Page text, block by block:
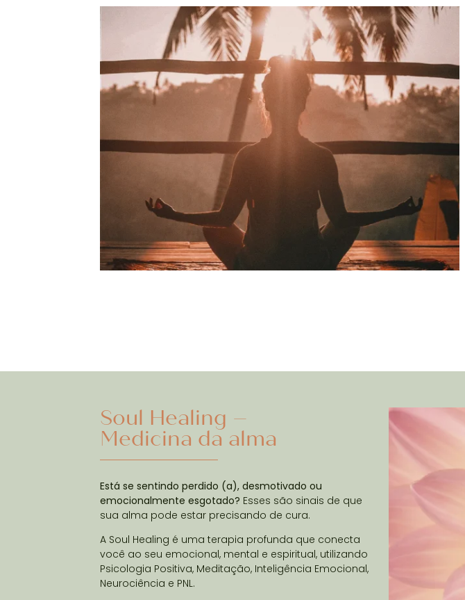
Soul Healing –
Medicina da alma
Está se sentindo perdido (a), desmotivado ou
emocionalmente esgotado? Esses são sinais de que
sua alma pode estar precisando de cura.
A Soul Healing é uma terapia profunda que conecta
você ao seu emocional, mental e espiritual, utilizando
Psicologia Positiva, Meditação, Inteligência Emocional,
Neurociência e PNL.